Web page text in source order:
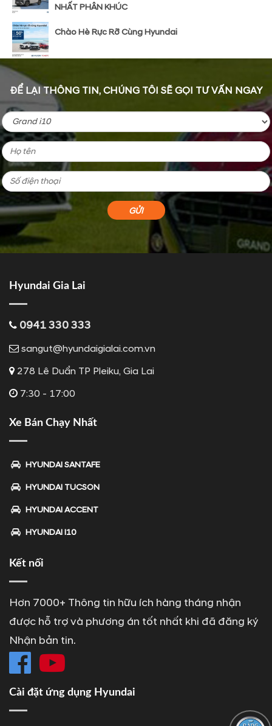
NHẤT PHÂN KHÚC
Chào Hè Rực Rỡ Cùng Hyundai
ĐỂ LẠI THÔNG TIN, CHÚNG TÔI SẼ GỌI TƯ VẤN NGAY
Hyundai Gia Lai
0941 330 333
sangut@hyundaigialai.com.vn
278 Lê Duẩn TP Pleiku, Gia Lai
7:30 - 17:00
Xe Bán Chạy Nhất
HYUNDAI SANTAFE
HYUNDAI TUCSON
HYUNDAI ACCENT
HYUNDAI I10
Kết nối
Hơn 7000+ Thông tin hữu ích hàng tháng nhận
được hỗ trợ và phương án tốt nhất khi đã đăng ký
Nhận bản tin.
Cài đặt ứng dụng Hyundai